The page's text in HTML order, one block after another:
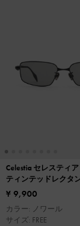
Celestia セレスティ
ティンテッドレクタ
ングラス
¥ 9,900
カラー: ノワール
サイズ: FREE